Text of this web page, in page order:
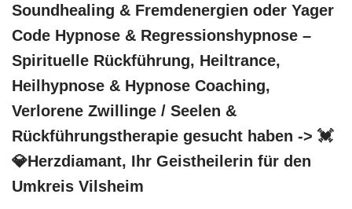
Soundhealing & Fremdenergien oder Yager
Code Hypnose & Regressionshypnose –
Spirituelle Rückführung, Heiltrance,
Heilhypnose & Hypnose Coaching,
Verlorene Zwillinge / Seelen &
Rückführungstherapie gesucht haben -> 💓️
💎Herzdiamant, Ihr Geistheilerin für den
Umkreis Vilsheim